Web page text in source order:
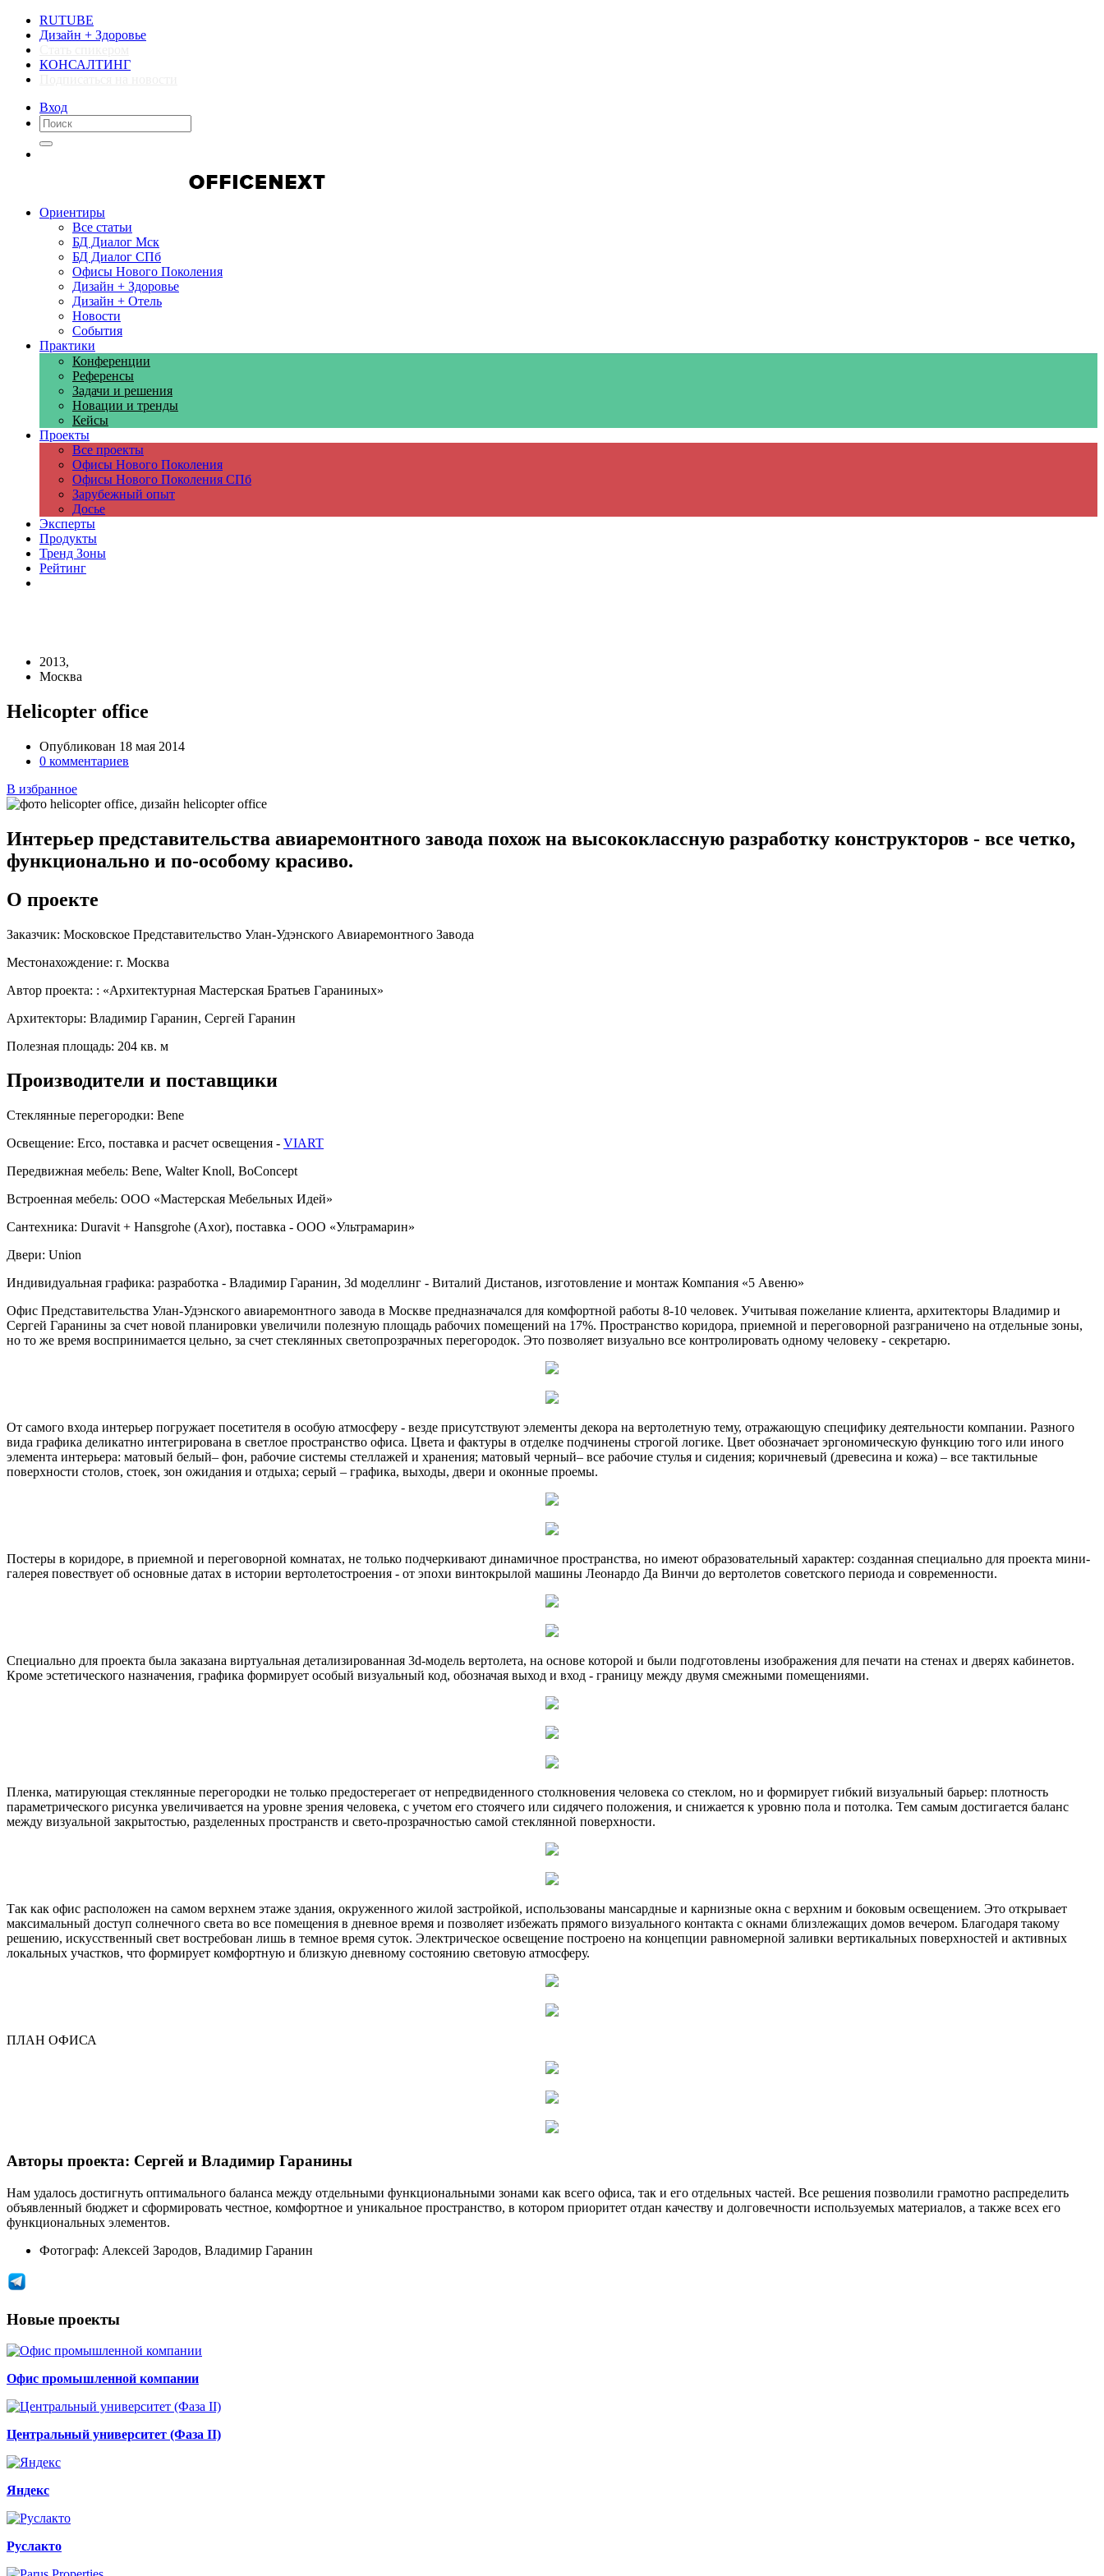
RUTUBE
Дизайн + Здоровье
КОНСАЛТИНГ
Вход
Ориентиры
Все статьи
БД Диалог Мск
БД Диалог СПб
Офисы Нового Поколения
Дизайн + Здоровье
Дизайн + Отель
Новости
События
Практики
Конференции
Референсы
Задачи и решения
Новации и тренды
Кейсы
Проекты
Все проекты
Офисы Нового Поколения
Офисы Нового Поколения СПб
Зарубежный опыт
Досье
Эксперты
Продукты
Тренд Зоны
Рейтинг
2013,
Москва
Helicopter office
Опубликован 18 мая 2014
0 комментариев
В избранное
Интерьер представительства авиаремонтного завода похож на высококлассную разработку конструкторов - все четко,
функционально и по-особому красиво.
О проекте
Заказчик: Московское Представительство Улан-Удэнского Авиаремонтного Завода
Местонахождение: г. Москва
Автор проекта: : «Архитектурная Мастерская Братьев Гараниных»
Архитекторы: Владимир Гаранин, Сергей Гаранин
Полезная площадь: 204 кв. м
Производители и поставщики
Стеклянные перегородки: Bene
Освещение: Erco, поставка и расчет освещения - VIART
Передвижная мебель: Bene, Walter Knoll, BoConcept
Встроенная мебель: ООО «Мастерская Мебельных Идей»
Сантехника: Duravit + Hansgrohe (Axor), поставка - ООО «Ультрамарин»
Двери: Union
Индивидуальная графика: разработка - Владимир Гаранин, 3d моделлинг - Виталий Дистанов, изготовление и монтаж Компания «5 Авеню»
Офис Представительства Улан-Удэнского авиаремонтного завода в Москве предназначался для комфортной работы 8-10 человек. Учитывая пожелание клиента, архитекторы Владимир и
Сергей Гаранины за счет новой планировки увеличили полезную площадь рабочих помещений на 17%. Пространство коридора, приемной и переговорной разграничено на отдельные зоны,
но то же время воспринимается цельно, за счет стеклянных светопрозрачных перегородок. Это позволяет визуально все контролировать одному человеку - секретарю.
От самого входа интерьер погружает посетителя в особую атмосферу - везде присутствуют элементы декора на вертолетную тему, отражающую специфику деятельности компании. Разного
вида графика деликатно интегрирована в светлое пространство офиса. Цвета и фактуры в отделке подчинены строгой логике. Цвет обозначает эргономическую функцию того или иного
элемента интерьера: матовый белый– фон, рабочие системы стеллажей и хранения; матовый черный– все рабочие стулья и сидения; коричневый (древесина и кожа) – все тактильные
поверхности столов, стоек, зон ожидания и отдыха; серый – графика, выходы, двери и оконные проемы.
Постеры в коридоре, в приемной и переговорной комнатах, не только подчеркивают динамичное пространства, но имеют образовательный характер: созданная специально для проекта мини-
галерея повествует об основные датах в истории вертолетостроения - от эпохи винтокрылой машины Леонардо Да Винчи до вертолетов советского периода и современности.
Специально для проекта была заказана виртуальная детализированная 3d-модель вертолета, на основе которой и были подготовлены изображения для печати на стенах и дверях кабинетов.
Кроме эстетического назначения, графика формирует особый визуальный код, обозначая выход и вход - границу между двумя смежными помещениями.
Пленка, матирующая стеклянные перегородки не только предостерегает от непредвиденного столкновения человека со стеклом, но и формирует гибкий визуальный барьер: плотность
параметрического рисунка увеличивается на уровне зрения человека, с учетом его стоячего или сидячего положения, и снижается к уровню пола и потолка. Тем самым достигается баланс
между визуальной закрытостью, разделенных пространств и свето-прозрачностью самой стеклянной поверхности.
Так как офис расположен на самом верхнем этаже здания, окруженного жилой застройкой, использованы мансардные и карнизные окна с верхним и боковым освещением. Это открывает
максимальный доступ солнечного света во все помещения в дневное время и позволяет избежать прямого визуального контакта с окнами близлежащих домов вечером. Благодаря такому
решению, искусственный свет востребован лишь в темное время суток. Электрическое освещение построено на концепции равномерной заливки вертикальных поверхностей и активных
локальных участков, что формирует комфортную и близкую дневному состоянию световую атмосферу.
ПЛАН ОФИСА
Авторы проекта: Сергей и Владимир Гаранины
Нам удалось достигнуть оптимального баланса между отдельными функциональными зонами как всего офиса, так и его отдельных частей. Все решения позволили грамотно распределить
объявленный бюджет и сформировать честное, комфортное и уникальное пространство, в котором приоритет отдан качеству и долговечности используемых материалов, а также всех его
функциональных элементов.
Фотограф: Алексей Зародов, Владимир Гаранин
Новые проекты
Офис промышленной компании
Центральный университет (Фаза II)
Яндекс
Руслакто